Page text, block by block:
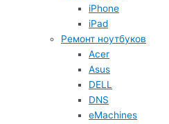
iPhone
iPad
Ремонт ноутбуков
Acer
Asus
DELL
DNS
eMachines